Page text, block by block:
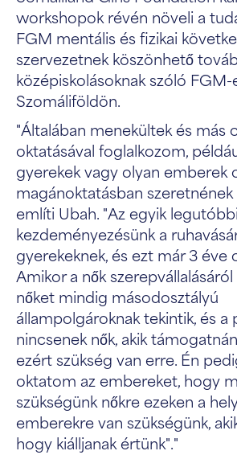
workshopok révén növeli a
FGM mentális és fizikai
szervezetnek köszönhető
középiskolásoknak szóló
Szomáliföldön.
"Általában menekültek és más
oktatásával foglalkozom,
gyerekek vagy olyan emberek
magánoktatásban
említi Ubah. "Az egyik legutóbbi
kezdeményezésünk a
gyerekeknek, és ezt már 3 éve
Amikor a nők szerepvállalásáról
nőket mindig másodosztályú
állampolgároknak tekintik, és
nincsenek nők, akik
ezért szükség van erre. Én
oktatom az embereket, hogy
szükségünk nőkre ezeken a
emberekre van szükségünk,
hogy kiálljanak értünk"."